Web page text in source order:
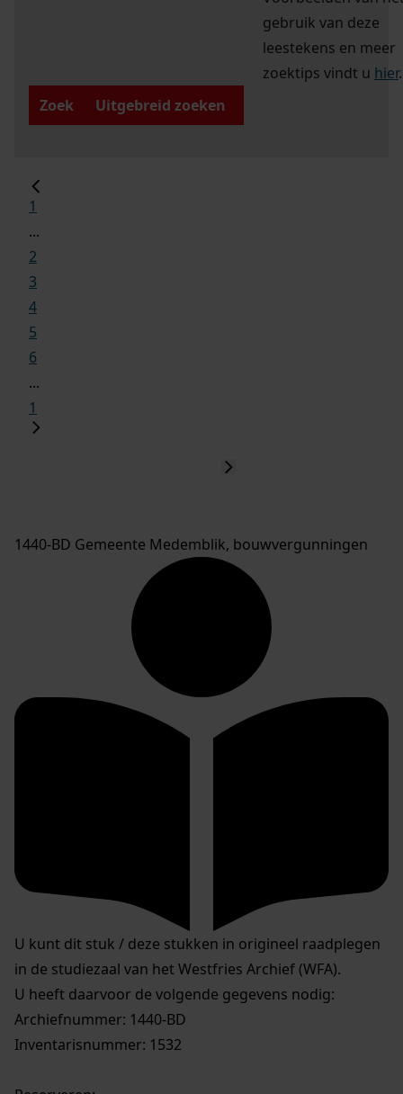
gebruik van deze
leestekens en meer
zoektips vindt u hier.
Zoek
Uitgebreid zoeken
1
...
2
3
4
5
6
...
1
1440-BD Gemeente Medemblik, bouwvergunningen
U kunt dit stuk / deze stukken in origineel raadplegen
in de studiezaal van het Westfries Archief (WFA).
U heeft daarvoor de volgende gegevens nodig:
Archiefnummer: 1440-BD
Inventarisnummer: 1532